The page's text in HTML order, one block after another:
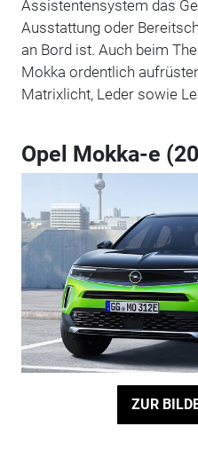
Assistentensystem das
Ausstattung oder
an Bord ist. Auch beim
Mokka ordentlich
Matrixlicht, Leder sowie
Opel Mokka-e
ZUR